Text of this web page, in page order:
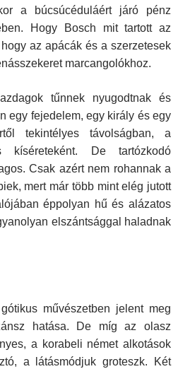
a búcsúcéduláért járó pénz
Hogy Bosch mit tartott az
az apácák és a szerzetesek
marcangolókhoz.
tűnnek nyugodtnak és
egy fejedelem, egy király és egy
tekintélyes távolságban, a
kíséreteként. De tartózkodó
Csak azért nem rohannak a
mert már több mint elég jutott
éppolyan hű és alázatos
elszántsággal haladnak
művészetben jelent meg
hatása. De míg az olasz
a korabeli német alkotások
a látásmódjuk groteszk. Két